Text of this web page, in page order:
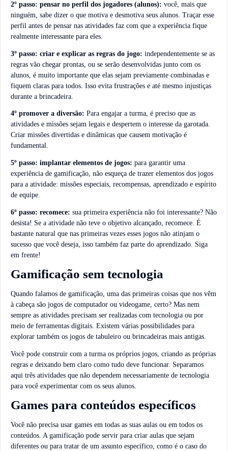
2º passo: pensar no perfil dos jogadores (alunos): você, mais que
ninguém, sabe dizer o que motiva e desmotiva seus alunos. Traçar esse
perfil antes de pensar nas atividades faz com que a experiência fique
realmente interessante para eles.
3º passo: criar e explicar as regras do jogo: independentemente se as
regras vão chegar prontas, ou se serão desenvolvidas junto com os
alunos, é muito importante que elas sejam previamente combinadas e
fiquem claras para todos. Isso evita frustrações e até mesmo injustiças
durante a brincadeira.
4º promover a diversão: Para engajar a turma, é preciso que as
atividades e missões sejam legais e despertem o interesse da garotada.
Criar missões divertidas e dinâmicas que causem motivação é
fundamental.
5º passo: implantar elementos de jogos: para garantir uma
experiência de gamificação, não esqueça de trazer elementos dos jogos
para a atividade: missões especiais, recompensas, aprendizado e espírito
de equipe.
6º passo: recomece: sua primeira experiência não foi interessante? Não
desista! Se a atividade não teve o objetivo alcançado, recomece. É
bastante natural que nas primeiras vezes esses jogos não atinjam o
sucesso que você deseja, isso também faz parte do aprendizado. Siga
em frente!
Gamificação sem tecnologia
Quando falamos de gamificação, uma das primeiras coisas que nos vêm
à cabeça são jogos de computador ou videogame, certo? Mas nem
sempre as atividades precisam ser realizadas com tecnologia ou por
meio de ferramentas digitais. Existem várias possibilidades para
explorar também os jogos de tabuleiro ou brincadeiras mais antigas.
Você pode construir com a turma os próprios jogos, criando as próprias
regras e deixando bem claro como tudo deve funcionar. Separamos
aqui três atividades que não dependem necessariamente de tecnologia
para você experimentar com os seus alunos.
Games para conteúdos específicos
Você não precisa usar games em todas as suas aulas ou em todos os
conteúdos. A gamificação pode servir para criar aulas que sejam
diferentes ou para tratar de um assunto específico, como é o caso do